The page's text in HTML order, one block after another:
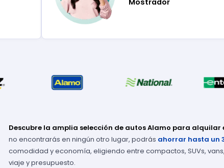
Mostrador
Descubre la amplia selección de autos Alamo para alquilar
no encontrarás en ningún otro lugar, podrás ahorrar hasta un
comodidad y economía, eligiendo entre compactos, SUVs,
viaje y presupuesto.